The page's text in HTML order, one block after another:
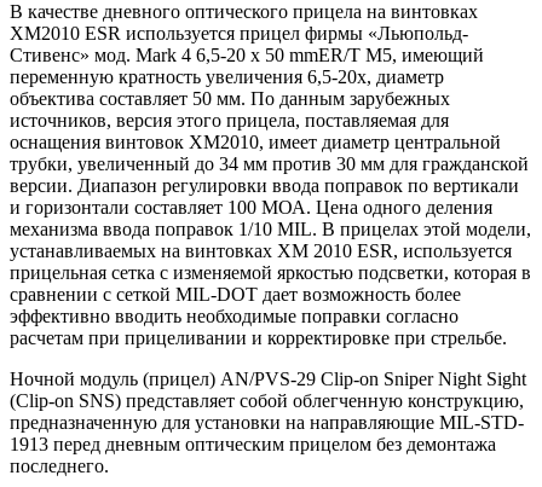
В качестве дневного оптического прицела на винтовках
ХМ2010 ESR используется прицел фирмы «Льюпольд-
Стивенс» мод. Mark 4 6,5-20 х 50 mmER/T M5, имеющий
переменную кратность увеличения 6,5-20х, диаметр
объектива составляет 50 мм. По данным зарубежных
источников, версия этого прицела, поставляемая для
оснащения винтовок ХМ2010, имеет диаметр центральной
трубки, увеличенный до 34 мм против 30 мм для гражданской
версии. Диапазон регулировки ввода поправок по вертикали
и горизонтали составляет 100 МОА. Цена одного деления
механизма ввода поправок 1/10 MIL. В прицелах этой модели,
устанавливаемых на винтовках ХМ 2010 ESR, используется
прицельная сетка с изменяемой яркостью подсветки, которая в
сравнении с сеткой MIL-DOT дает возможность более
эффективно вводить необходимые поправки согласно
расчетам при прицеливании и корректировке при стрельбе.
Ночной модуль (прицел) AN/PVS-29 Clip-on Sniper Night Sight
(Clip-on SNS) представляет собой облегченную конструкцию,
предназначенную для установки на направляющие MIL-STD-
1913 перед дневным оптическим прицелом без демонтажа
последнего.